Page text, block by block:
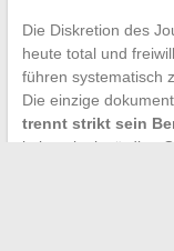
Die Diskretion des
heute total und
führen systematisch
Die einzige
trennt strikt sein
keine glaubwürdige